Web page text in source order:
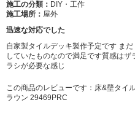
施工の分類： DIY・工作
施工場所： 屋外
迅速な対応でした
自家製タイルデッキ製作予定です ま
していたものなので満足です質感は
ラシが必要な感じ
この商品のレビューです： 床&壁タイ
ラウン 29469PRC